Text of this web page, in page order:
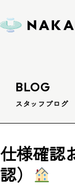
BLOG
スタッフブログ
仕様確認
認）